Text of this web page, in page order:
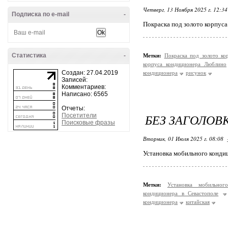
-
Подписка по e-mail
-
Статистика
Создан: 27.04.2019
Записей:
Комментариев:
Написано: 6565
Отчеты:
Посетители
Поисковые фразы
Четверг, 13 Ноября 2025 г.
Покраска под золото
Метки: Покраска под золото
корпуса кондиционера Люблино
кондиционера
рисунок
БЕЗ
Вторник, 01 Июля 2025 г. 08:08
Установка мобильного
Метки:
Установка
кондиционера в Севастополе
кондиционера
китайская